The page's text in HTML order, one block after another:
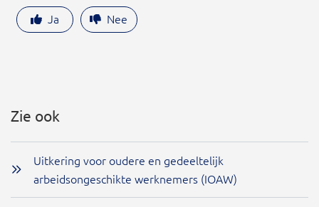
Ja Nee
Zie ook
Uitkering voor oudere en gedeeltelijk
arbeidsongeschikte werknemers (IOAW)